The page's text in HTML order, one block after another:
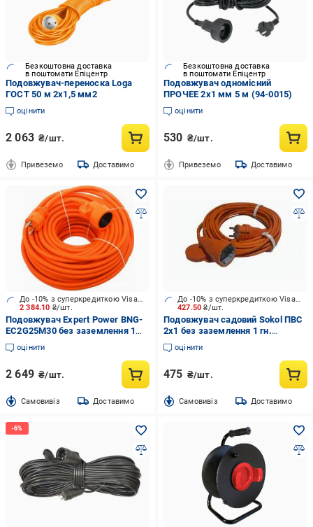
Безкоштовна доставка
в поштомати Епіцентр
Подовжувач-переноска Loga
ГОСТ 50 м 2х1,5 мм2
оцінити
2 063 ₴/шт.
Привеземо Доставимо
Безкоштовна доставка
в поштомати Епіцентр
Подовжувач одномісний
ПРОЧЕЕ 2х1 мм 5 м (94-0015)
оцінити
530 ₴/шт.
Привеземо Доставимо
2 384.10 ₴/шт.
До -10% з суперкредиткою Visa Вигода
Подовжувач Expert Power BNG-
EC2G25M30 без заземлення 1
гн. помаранчевий 30 м BNG-
EC2G25M30
оцінити
2 649 ₴/шт.
Cамовивіз Доставимо
427.50₴/шт.
До -10% з суперкредиткою Visa Вигода
Подовжувач садовий Sokol ПВС
2х1 без заземлення 1 гн.
помаранчевий 10 м 166988
оцінити
475 ₴/шт.
Cамовивіз Доставимо